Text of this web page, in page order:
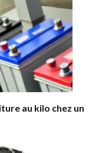
au kilo chez un